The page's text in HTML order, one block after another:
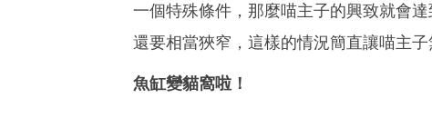
一個特殊條件，那麼喵主子的興致就會
還要相當狹窄，這樣的情況簡直讓喵主子
魚缸變貓窩啦！